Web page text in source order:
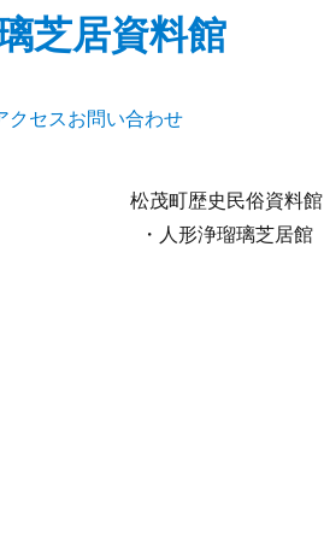
芝居資料館
クセスお問い合わせ
松茂町歴史民俗資料館
・人形浄瑠璃芝居館